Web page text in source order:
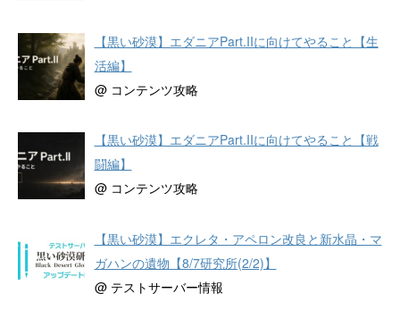
【黒い砂漠】エダニアPart.IIに向けてやること【生
活編】
@ コンテンツ攻略
【黒い砂漠】エダニアPart.IIに向けてやること【戦
闘編】
@ コンテンツ攻略
【黒い砂漠】エクレタ・アペロン改良と新水晶・マ
ガハンの遺物【8/7研究所(2/2)】
@ テストサーバー情報